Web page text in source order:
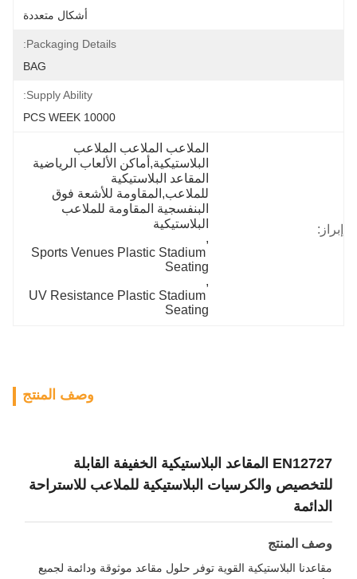
أشكال متعددة
Packaging Details:
BAG
Supply Ability:
10000 PCS WEEK
إبراز:
الملاعب الملاعب الملاعب
البلاستيكية,أماكن الألعاب الرياضية
المقاعد البلاستيكية
للملاعب,المقاومة للأشعة فوق
البنفسجية المقاومة للملاعب
البلاستيكية
,
Sports Venues Plastic Stadium
Seating
,
UV Resistance Plastic Stadium
Seating
وصف المنتج
EN12727 المقاعد البلاستيكية الخفيفة القابلة
للتخصيص والكرسيات البلاستيكية للملاعب للاستراحة
الدائمة
وصف المنتج
مقاعدنا البلاستيكية القوية توفر حلول مقاعد موثوقة ودائمة لجميع